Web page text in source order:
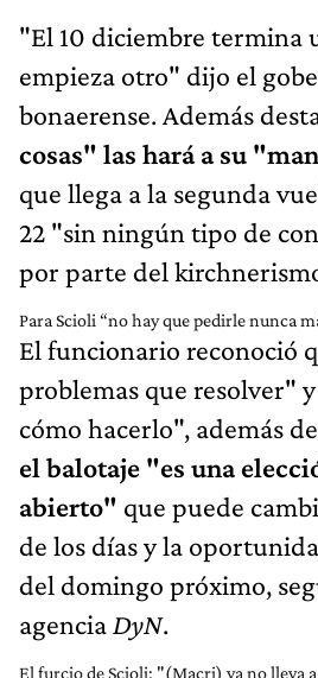
"El 10 diciembre termina
empieza otro" dijo el
bonaerense. Además
cosas" las hará a su
que llega a la segunda
22 "sin ningún tipo de
por parte del
Para Scioli “no hay que pedirle nunca
El funcionario reconoció
problemas que resolver"
cómo hacerlo", además
el balotaje "es una
abierto" que puede
de los días y la
del domingo próximo,
agencia DyN.
El furcio de Scioli: "(Macri) ya no lleva